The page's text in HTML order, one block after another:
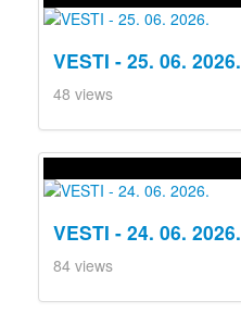
VESTI - 25. 06. 2026.
48 views
VESTI - 24. 06. 2026.
84 views